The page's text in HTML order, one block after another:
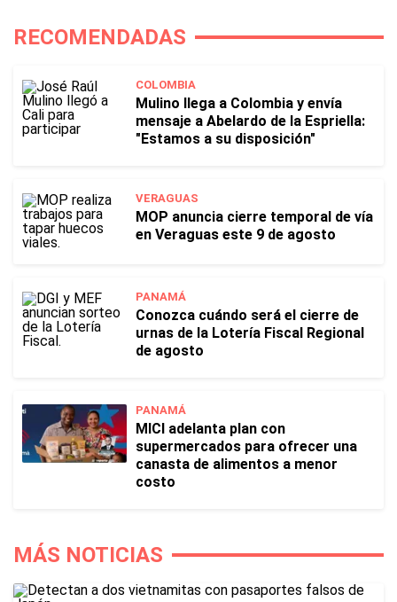
RECOMENDADAS
COLOMBIA
Mulino llega a Colombia y envía
mensaje a Abelardo de la Espriella:
"Estamos a su disposición"
VERAGUAS
MOP anuncia cierre temporal de vía
en Veraguas este 9 de agosto
PANAMÁ
Conozca cuándo será el cierre de
urnas de la Lotería Fiscal Regional
de agosto
PANAMÁ
MICI adelanta plan con
supermercados para ofrecer una
canasta de alimentos a menor
costo
MÁS NOTICIAS